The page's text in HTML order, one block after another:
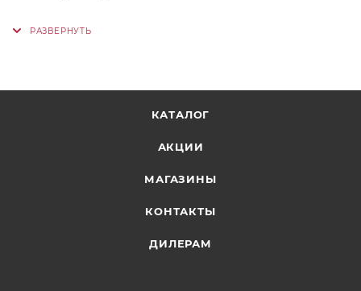
объёма — легко надевать поверх обуви
КАТАЛОГ
АКЦИИ
МАГАЗИНЫ
КОНТАКТЫ
ДИЛЕРАМ